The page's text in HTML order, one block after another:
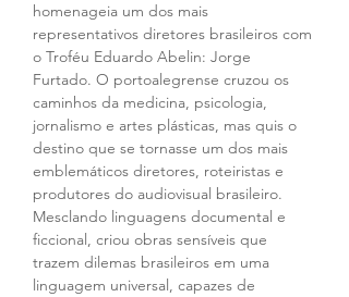
homenageia um dos mais
representativos diretores brasileiros com
o Troféu Eduardo Abelin: Jorge
Furtado. O portoalegrense cruzou os
caminhos da medicina, psicologia,
jornalismo e artes plásticas, mas quis o
destino que se tornasse um dos mais
emblemáticos diretores, roteiristas e
produtores do audiovisual brasileiro.
Mesclando linguagens documental e
ficcional, criou obras sensíveis que
trazem dilemas brasileiros em uma
linguagem universal, capazes de